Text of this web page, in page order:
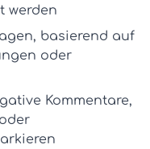
werden
, basierend auf
oder
Kommentare,